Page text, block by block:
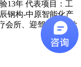
13年 代表项目：工
钢构-中原智能化产
会所、迎驾春风研学